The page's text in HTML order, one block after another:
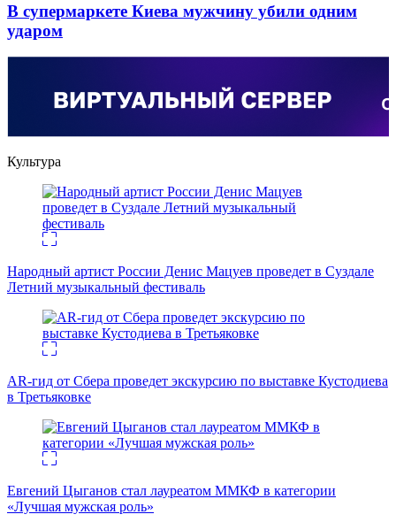
В супермаркете Киева мужчину убили одним
ударом
Культура
Народный артист России Денис Мацуев проведет в Суздале
Летний музыкальный фестиваль
AR-гид от Сбера проведет экскурсию по выставке Кустодиева
в Третьяковке
Евгений Цыганов стал лауреатом ММКФ в категории
«Лучшая мужская роль»